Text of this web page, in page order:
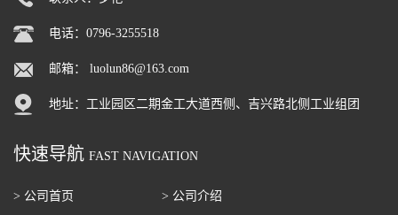
电话：0796-3255518
邮箱： luolun86@163.com
地址：工业园区二期金工大道西侧、吉兴路北侧工业组团
快速导航 FAST NAVIGATION
> 公司首页
> 公司介绍